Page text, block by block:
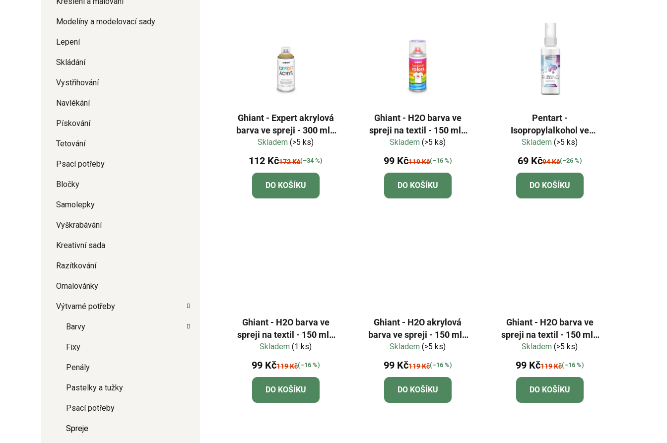
Modelíny a modelovací sady
Lepení
Skládání
Vystřihování
Navlékání
Pískování
Tetování
Psací potřeby
Bločky
Samolepky
Vyškrabávání
Kreativní sada
Razítkování
Omalovánky
Výtvarné potřeby
Barvy
Fixy
Penály
Pastelky a tužky
Psací potřeby
Spreje
Ghiant - Expert akrylová
barva ve spreji - 300 ml -
zlatá
Skladem(>5 ks)
112 Kč172 Kč(–34 %)
DO KOŠÍKU
Ghiant - H2O barva ve
spreji na textil - 150 ml -
duhově proměnlivá
Skladem(>5 ks)
99 Kč119 Kč(–16 %)
DO KOŠÍKU
Pentart -
Isopropylalkohol ve
spreji 60ml
Skladem(>5 ks)
69 Kč94 Kč(–26 %)
DO KOŠÍKU
Ghiant - H2O barva ve
spreji na textil - 150 ml -
Full Rose
Skladem(1 ks)
99 Kč119 Kč(–16 %)
DO KOŠÍKU
Ghiant - H2O akrylová
barva ve spreji - 150 ml -
karmínově červená
Skladem(>5 ks)
99 Kč119 Kč(–16 %)
DO KOŠÍKU
Ghiant - H2O barva ve
spreji na textil - 150 ml -
fluo zelená
Skladem(>5 ks)
99 Kč119 Kč(–16 %)
DO KOŠÍKU